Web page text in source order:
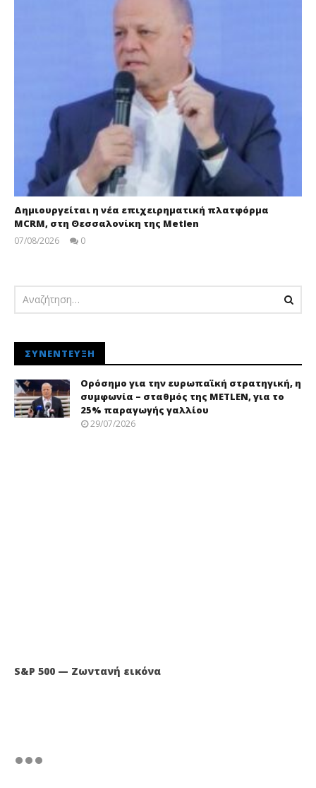
Δημιουργείται η νέα επιχειρηματική πλατφόρμα
MCRM, στη Θεσσαλονίκη της Metlen
07/08/2026
0
ΣΥΝΈΝΤΕΥΞΗ
Ορόσημο για την ευρωπαϊκή στρατηγική, η
συμφωνία – σταθμός της METLEN, για το
25% παραγωγής γαλλίου
29/07/2026
S&P 500 — Ζωντανή εικόνα